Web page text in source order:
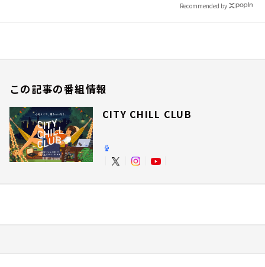
Recommended by
この記事の番組情報
CITY CHILL CLUB